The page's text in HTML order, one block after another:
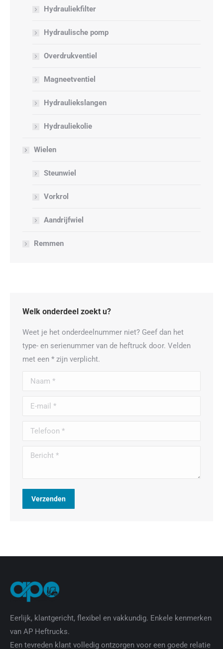
Hydrauliekfilter
Hydraulische pomp
Overdrukventiel
Magneetventiel
Hydrauliekslangen
Hydrauliekolie
Wielen
Steunwiel
Vorkrol
Aandrijfwiel
Remmen
Welk onderdeel zoekt u?
Weet je het onderdeelnummer niet? Geef dan het
type- en serienummer van de heftruck door. Velden
met een * zijn verplicht.
Naam *
E-mail *
Telefoon *
Bericht *
Verzenden
Eerlijk, klantgericht, flexibel en vakkundig. Enkele kenmerken
van AP Heftrucks.
Een tevreden klant volledig ontzorgen voor een goede relatie